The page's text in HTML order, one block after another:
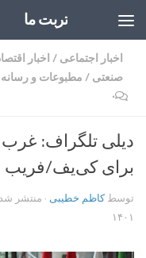
تربت ما
اخبار اجتماعی / اخبار
صنعتی / مطبوعات و رسانه
۰
دیلی تلگراف: غرب
برای کی‌یف/فریب
توسطکاظم خطیبی · منتشر
۱۴۰۱